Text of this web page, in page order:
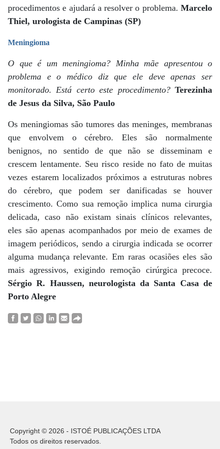
procedimentos e ajudará a resolver o problema. Marcelo
Thiel, urologista de Campinas (SP)
Meningioma
O que é um meningioma? Minha mãe apresentou o
problema e o médico diz que ele deve apenas ser
monitorado. Está certo este procedimento? Terezinha
de Jesus da Silva, São Paulo
Os meningiomas são tumores das meninges, membranas
que envolvem o cérebro. Eles são normalmente
benignos, no sentido de que não se disseminam e
crescem lentamente. Seu risco reside no fato de muitas
vezes estarem localizados próximos a estruturas nobres
do cérebro, que podem ser danificadas se houver
crescimento. Como sua remoção implica numa cirurgia
delicada, caso não existam sinais clínicos relevantes,
eles são apenas acompanhados por meio de exames de
imagem periódicos, sendo a cirurgia indicada se ocorrer
alguma mudança relevante. Em raras ocasiões eles são
mais agressivos, exigindo remoção cirúrgica precoce.
Sérgio R. Haussen, neurologista da Santa Casa de
Porto Alegre
Copyright © 2026 - ISTOÉ PUBLICAÇÕES LTDA
Todos os direitos reservados.